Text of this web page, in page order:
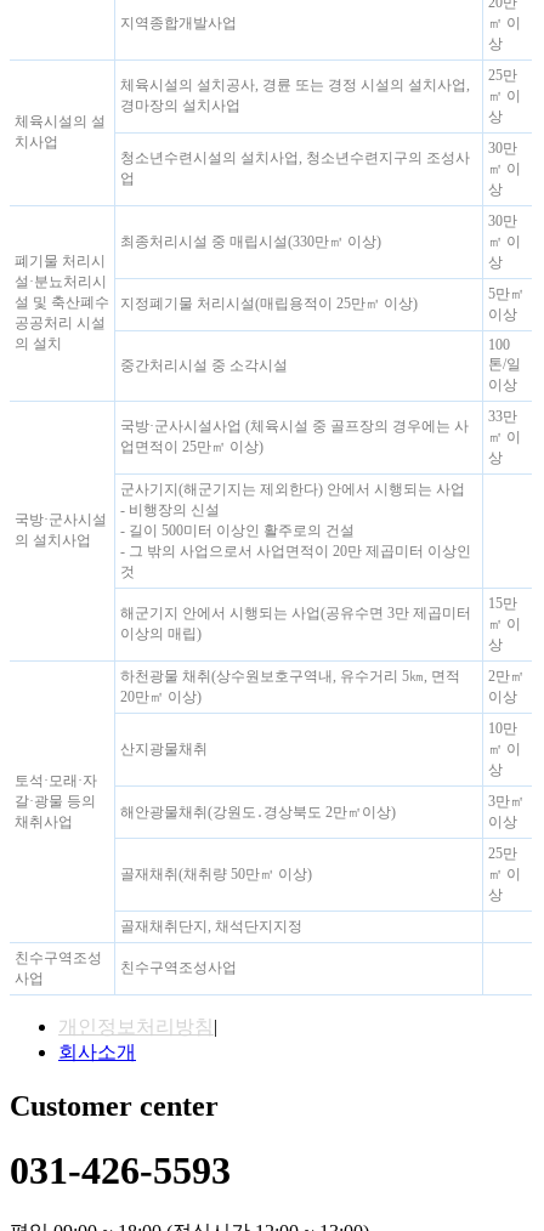
지역종합개발사업
㎡ 이
상
체육시설의 설
치사업
체육시설의 설치공사, 경륜 또는 경정 시설의 설치사업,
경마장의 설치사업
25만
㎡ 이
상
청소년수련시설의 설치사업, 청소년수련지구의 조성사
업
30만
㎡ 이
상
폐기물 처리시
설·분뇨처리시
설 및 축산폐수
공공처리 시설
의 설치
최종처리시설 중 매립시설(330만㎥ 이상)
30만
㎡ 이
상
지정폐기물 처리시설(매립용적이 25만㎥ 이상)
5만㎡
이상
중간처리시설 중 소각시설
100
톤/일
이상
국방·군사시설
의 설치사업
국방·군사시설사업 (체육시설 중 골프장의 경우에는 사
업면적이 25만㎡ 이상)
33만
㎡ 이
상
군사기지(해군기지는 제외한다) 안에서 시행되는 사업
- 비행장의 신설
- 길이 500미터 이상인 활주로의 건설
- 그 밖의 사업으로서 사업면적이 20만 제곱미터 이상인
것
해군기지 안에서 시행되는 사업(공유수면 3만 제곱미터
이상의 매립)
15만
㎡ 이
상
토석·모래·자
갈·광물 등의
채취사업
하천광물 채취(상수원보호구역내, 유수거리 5㎞, 면적
20만㎡ 이상)
2만㎡
이상
산지광물채취
10만
㎡ 이
상
해안광물채취(강원도․경상북도 2만㎡이상)
3만㎡
이상
골재채취(채취량 50만㎥ 이상)
25만
㎡ 이
상
골재채취단지, 채석단지지정
친수구역조성
사업
친수구역조성사업
개인정보처리방침 |
회사소개
Customer center
031-426-5593